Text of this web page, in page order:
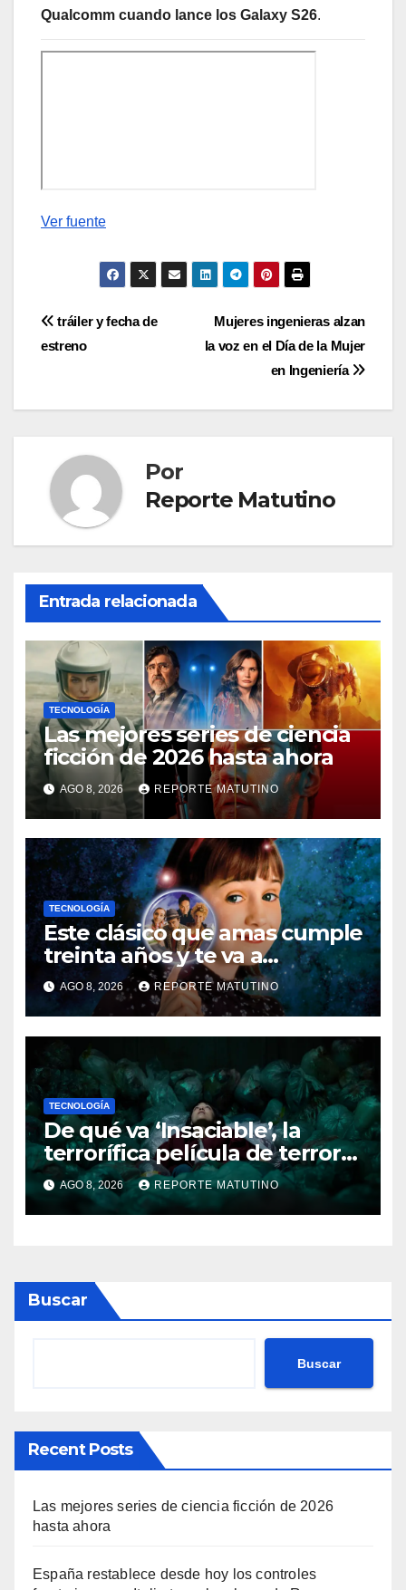
Qualcomm cuando lance los Galaxy S26.
Ver fuente
Navegación
entradas
Mujeres ingenieras alzan
la voz en el Día de la Mujer
en Ingeniería
tráiler y fecha de
estreno
Por
Reporte Matutino
Entrada relacionada
TECNOLOGÍA
Las mejores series de ciencia
ficción de 2026 hasta ahora
AGO 8, 2026 REPORTE MATUTINO
TECNOLOGÍA
Este clásico que amas cumple
treinta años y te va a
sorprender su enorme
influencia en el cine
AGO 8, 2026 REPORTE MATUTINO
TECNOLOGÍA
De qué va ‘Insaciable’, la
terrorífica película de terror
que seguro no conoces y te
soprenderá
AGO 8, 2026 REPORTE MATUTINO
Buscar
Buscar
Recent Posts
Las mejores series de ciencia ficción de 2026
hasta ahora
España restablece desde hoy los controles